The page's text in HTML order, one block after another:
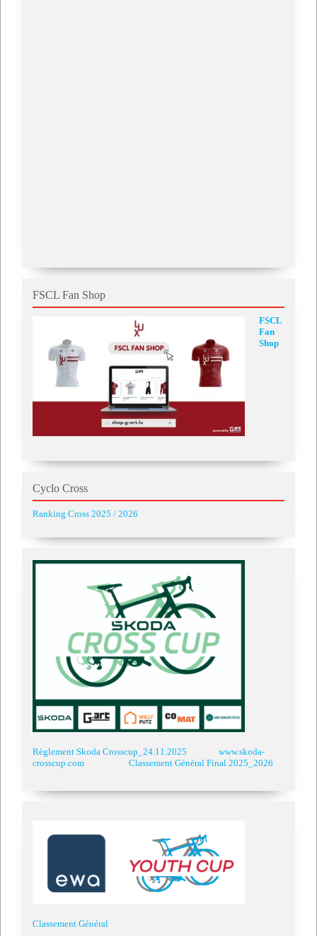
FSCL Fan Shop
FSCL
Fan
Shop
Cyclo Cross
Ranking Cross 2025 / 2026
Règlement Skoda Crosscup_24.11.2025
www.skoda-
crosscup.com
Classement Général Final 2025_2026
Classement Général